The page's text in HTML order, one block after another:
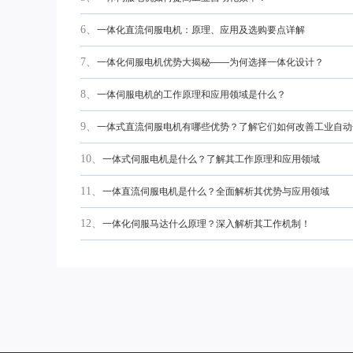
6、 一体化直流伺服电机：原理、应用及选购要点详解
7、 一体化伺服电机优势大揭秘——为何选择一体化设计？
8、 一体伺服电机的工作原理和应用领域是什么？
9、 一体式直流伺服电机有哪些优势？了解它们如何改善工业自
10、 一体式伺服电机是什么？了解其工作原理和应用领域
11、 一体直流伺服电机是什么？全面解析其优势与应用领域
12、 一体化伺服马达什么原理？深入解析其工作机制！